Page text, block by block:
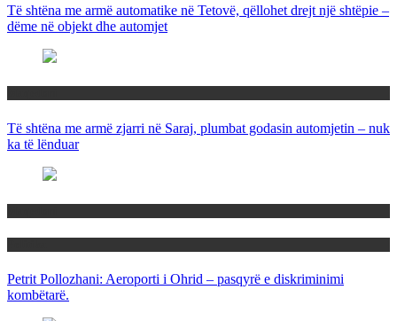
Të shtëna me armë automatike në Tetovë, qëllohet drejt një shtëpie –
dëme në objekt dhe automjet
Të shtëna me armë zjarri në Saraj, plumbat godasin automjetin – nuk
ka të lënduar
Petrit Pollozhani: Aeroporti i Ohrid – pasqyrë e diskriminimi
kombëtarë.